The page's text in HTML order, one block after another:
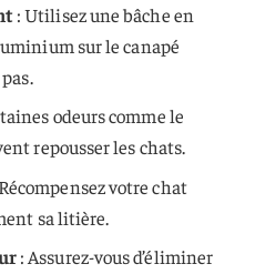
: Utilisez une bâche en
sur le canapé
odeurs comme le
repousser les chats.
votre chat
sa litière.
: Assurez-vous d’éliminer